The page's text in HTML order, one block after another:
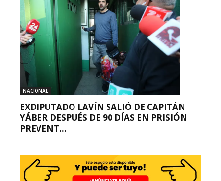
NACIONAL
EXDIPUTADO LAVÍN SALIÓ DE CAPITÁN
YÁBER DESPUÉS DE 90 DÍAS EN PRISIÓN
PREVENT...